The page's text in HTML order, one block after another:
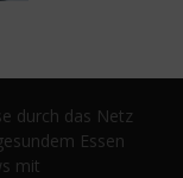
durch das Netz
Essen
mit